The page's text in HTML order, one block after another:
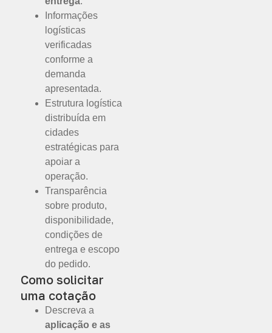
Informações
logísticas
verificadas
conforme a
demanda
apresentada.
Estrutura logística
distribuída em
cidades
estratégicas para
apoiar a
operação.
Transparência
sobre produto,
disponibilidade,
condições de
entrega e escopo
do pedido.
Como solicitar
uma cotação
Descreva a
aplicação e as